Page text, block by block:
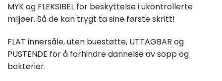
MYK og FLEKSIBEL for beskyttelse i ukontrollerte
miljøer. Så de kan trygt ta sine første skritt!
FLAT innersåle, uten buestøtte, UTTAGBAR og
PUSTENDE for å forhindre dannelse av sopp og
bakterier.